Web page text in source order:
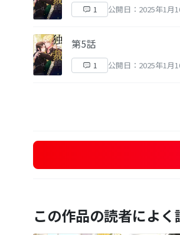
1 公開日：2025年1月
第5話
1 公開日：2025年1月
この作品の読者によ